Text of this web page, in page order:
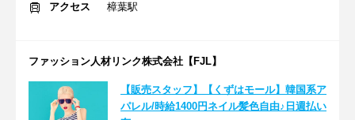
アクセス
樟葉駅
ファッション人材リンク株式会社【FJL】
【販売スタッフ】【くずはモール】韓国系ア
パレル/時給1400円ネイル髪色自由♪日週払い